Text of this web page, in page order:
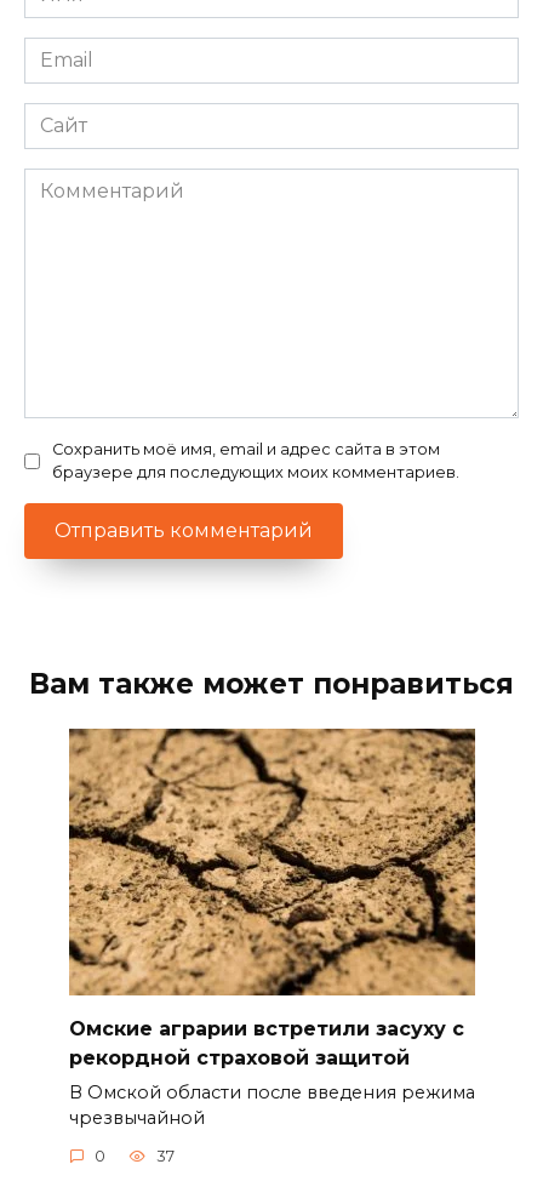
*
Email
*
Сайт
Комментарий
Сохранить моё имя, email и адрес сайта в этом
браузере для последующих моих комментариев.
Вам также может понравиться
Омские аграрии встретили засуху с
рекордной страховой защитой
В Омской области после введения режима
чрезвычайной
0 37